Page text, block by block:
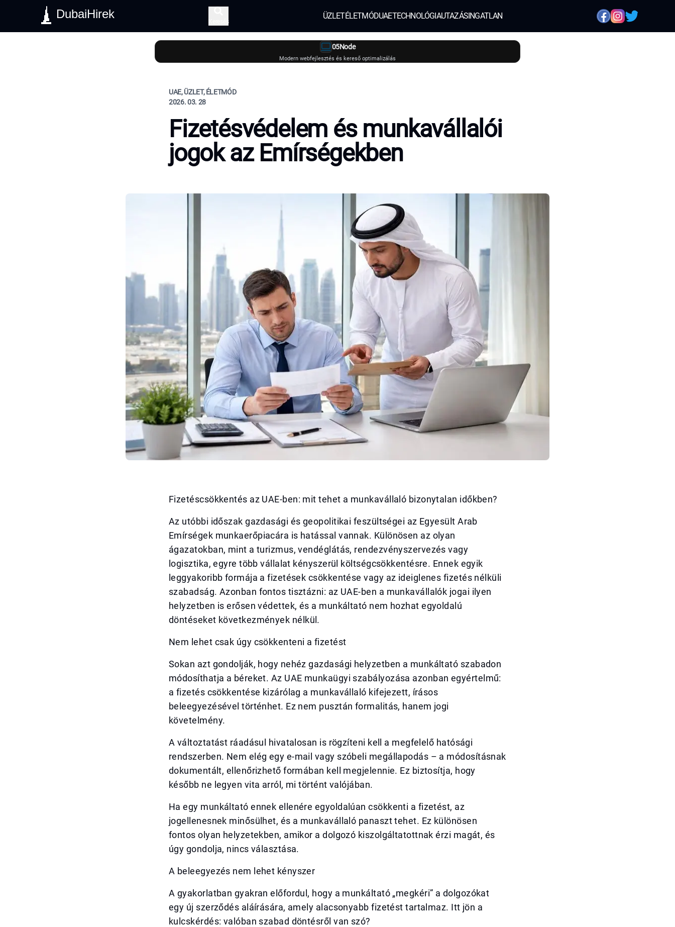
DubaiHirek
Keresés
ÜZLETÉLETMÓDUAETECHNOLÓGIAUTAZÁSINGATLAN
05Node
Modern webfejlesztés és kereső optimalizálás
UAE, ÜZLET, ÉLETMÓD
2026. 03. 28
Fizetésvédelem és munkavállalói
jogok az Emírségekben
Fizetéscsökkentés az UAE-ben: mit tehet a munkavállaló bizonytalan időkben?
Az utóbbi időszak gazdasági és geopolitikai feszültségei az Egyesült Arab
Emírségek munkaerőpiacára is hatással vannak. Különösen az olyan
ágazatokban, mint a turizmus, vendéglátás, rendezvényszervezés vagy
logisztika, egyre több vállalat kényszerül költségcsökkentésre. Ennek egyik
leggyakoribb formája a fizetések csökkentése vagy az ideiglenes fizetés nélküli
szabadság. Azonban fontos tisztázni: az UAE-ben a munkavállalók jogai ilyen
helyzetben is erősen védettek, és a munkáltató nem hozhat egyoldalú
döntéseket következmények nélkül.
Nem lehet csak úgy csökkenteni a fizetést
Sokan azt gondolják, hogy nehéz gazdasági helyzetben a munkáltató szabadon
módosíthatja a béreket. Az UAE munkaügyi szabályozása azonban egyértelmű:
a fizetés csökkentése kizárólag a munkavállaló kifejezett, írásos
beleegyezésével történhet. Ez nem pusztán formalitás, hanem jogi
követelmény.
A változtatást ráadásul hivatalosan is rögzíteni kell a megfelelő hatósági
rendszerben. Nem elég egy e-mail vagy szóbeli megállapodás – a módosításnak
dokumentált, ellenőrizhető formában kell megjelennie. Ez biztosítja, hogy
később ne legyen vita arról, mi történt valójában.
Ha egy munkáltató ennek ellenére egyoldalúan csökkenti a fizetést, az
jogellenesnek minősülhet, és a munkavállaló panaszt tehet. Ez különösen
fontos olyan helyzetekben, amikor a dolgozó kiszolgáltatottnak érzi magát, és
úgy gondolja, nincs választása.
A beleegyezés nem lehet kényszer
A gyakorlatban gyakran előfordul, hogy a munkáltató „megkéri” a dolgozókat
egy új szerződés aláírására, amely alacsonyabb fizetést tartalmaz. Itt jön a
kulcskérdés: valóban szabad döntésről van szó?